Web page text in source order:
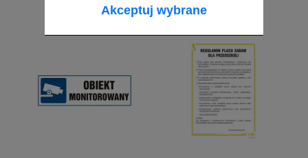
Akceptuj wybrane